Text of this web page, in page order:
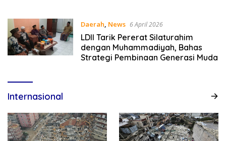
Daerah, News 6 April 2026
LDII Tarik Pererat Silaturahim
dengan Muhammadiyah, Bahas
Strategi Pembinaan Generasi Muda
Internasional